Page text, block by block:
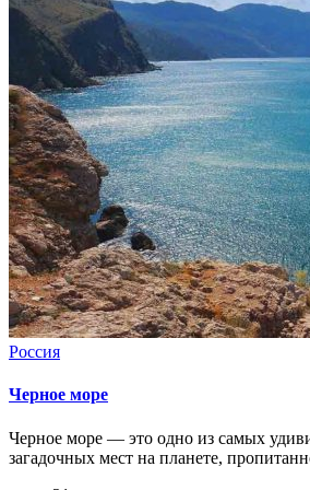
Россия
Черное море
Черное море — это одно из самых
загадочных мест на планете,